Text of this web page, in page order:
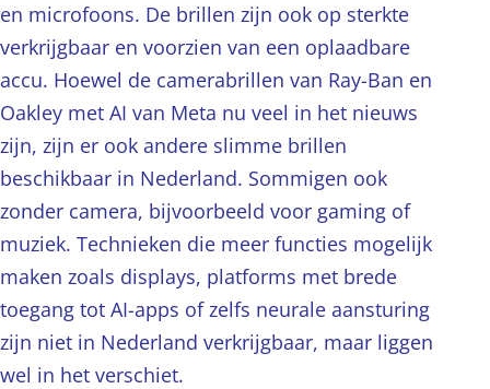
en microfoons. De brillen zijn ook op sterkte
verkrijgbaar en voorzien van een oplaadbare
accu. Hoewel de camerabrillen van Ray-Ban en
Oakley met AI van Meta nu veel in het nieuws
zijn, zijn er ook andere slimme brillen
beschikbaar in Nederland. Sommigen ook
zonder camera, bijvoorbeeld voor gaming of
muziek. Technieken die meer functies mogelijk
maken zoals displays, platforms met brede
toegang tot AI-apps of zelfs neurale aansturing
zijn niet in Nederland verkrijgbaar, maar liggen
wel in het verschiet.